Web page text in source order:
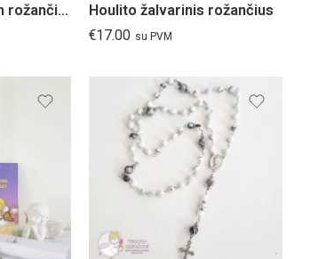
Opalito stiklo 8mm rožančius
Houlito žalvarinis rožančius
€17.00 su PVM